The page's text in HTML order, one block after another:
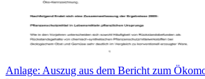
Anlage: Auszug aus dem Bericht zum